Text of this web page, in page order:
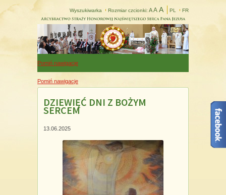
Wyszukiwarka Rozmiar czcionki: A A A PL FR
Pomiń nawigacje
Pomiń nawigacje
DZIEWIĘĆ DNI Z BOŻYM
SERCEM
13.06.2025